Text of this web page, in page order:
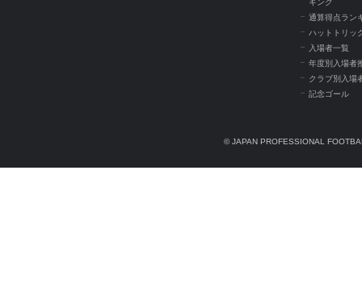
キング
通算得点ラン
ハットトリッ
入場者一覧
年度別入場者
クラブ別入場
記念ゴール
© JAPAN PROFESSIONAL